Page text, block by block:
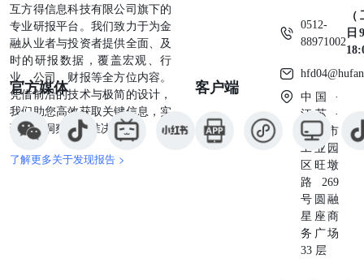
互方得信息科技有限公司旗下的
专业研报平台。我们致力于为金
融从业者与投资者提供全面、及
时的研报数据，覆盖宏观、行
业、公司、财报等全方位内容。
凭借前沿的技术与极简的设计，
我们助您高效获取关键信息，实
现深度洞察与精准决策。
了解更多关于发现报告 >
官方媒体 客户端
0512-
88971002
日
中国 ·
江苏 ·
苏州市
工业园
区旺墩
路269
号圆融
星座商
务广场
33 层